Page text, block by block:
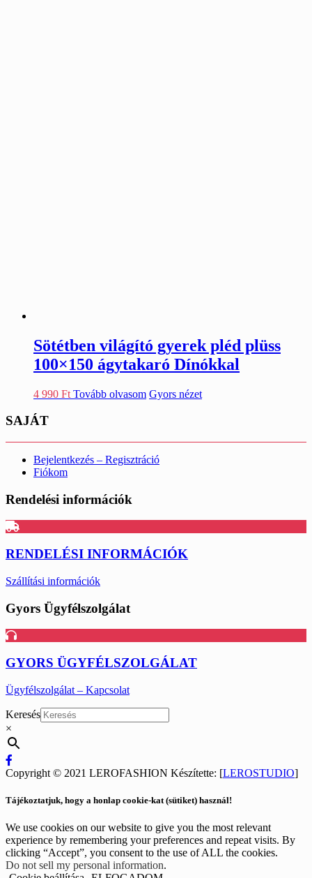
Sötétben világító gyerek pléd plüss
100×150 ágytakaró Dínókkal
4 990 Ft Tovább olvasom Gyors nézet
SAJÁT
Bejelentkezés – Regisztráció
Fiókom
Rendelési információk
RENDELÉSI INFORMÁCIÓK
Szállítási információk
Gyors Ügyfélszolgálat
GYORS ÜGYFÉLSZOLGÁLAT
Ügyfélszolgálat – Kapcsolat
Keresés
×
Copyright © 2021 LEROFASHION Készítette: [LEROSTUDIO]
Tájékoztatjuk, hogy a honlap cookie-kat (sütiket) használ!
We use cookies on our website to give you the most relevant
experience by remembering your preferences and repeat visits. By
clicking “Accept”, you consent to the use of ALL the cookies.
Do not sell my personal information.